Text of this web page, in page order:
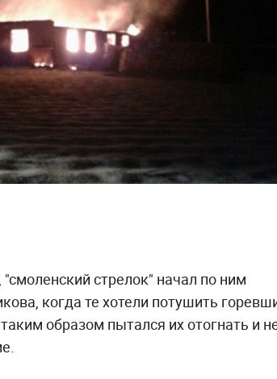
стрелок" начал по ним
когда те хотели потушить
образом пытался их отогнать и